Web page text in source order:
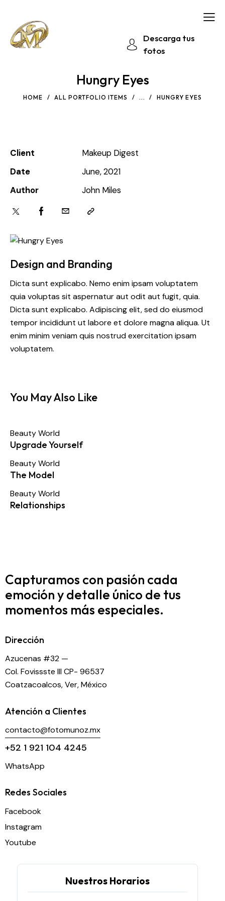
Descarga tus
fotos
Hungry Eyes
HOME ALL PORTFOLIO ITEMS ... HUNGRY EYES
Design and Branding
Dicta sunt explicabo. Nemo enim ipsam voluptatem
quia voluptas sit aspernatur aut odit aut fugit, quia.
Dicta sunt explicabo. Adipiscing elit, sed do eiusmod
tempor incididunt ut labore et dolore magna aliqua. Ut
enim minim veniam quis nostrud exercitation ipsam
voluptatem.
Client
Makeup Digest
Date
June, 2021
Author
John Miles
You May Also Like
Beauty World
Upgrade Yourself
Beauty World
The Model
Beauty World
Relationships
Capturamos con pasión cada
emoción y detalle único de tus
momentos más especiales.
Dirección
Azucenas #32 —
Col. Fovissste III CP- 96537
Coatzacoalcos, Ver, México
Atención a Clientes
contacto@fotomunoz.mx
+52 1 921 104 4245
WhatsApp
Redes Sociales
Facebook
Instagram
Youtube
Nuestros Horarios